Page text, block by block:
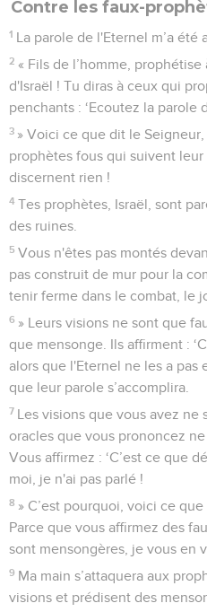
Contre les faux-
1 La parole de l'Eternel m’a été
2 « Fils de l’homme,
d'Israël ! Tu diras à ceux qui
penchants : ‘Ecoutez la parole
3 » Voici ce que dit le
prophètes fous qui suivent
discernent rien !
4 Tes prophètes, Israël, sont
des ruines.
5 Vous n'êtes pas montés
pas construit de mur pour la
tenir ferme dans le combat, le
6 » Leurs visions ne sont que
que mensonge. Ils affirment :
alors que l'Eternel ne les a pas
que leur parole s’accomplira.
7 Les visions que vous avez ne
oracles que vous prononcez
Vous affirmez : ‘C’est ce que
moi, je n'ai pas parlé !
8 » C’est pourquoi, voici ce
Parce que vous affirmez des
sont mensongères, je vous en
9 Ma main s’attaquera aux
visions et prédisent des